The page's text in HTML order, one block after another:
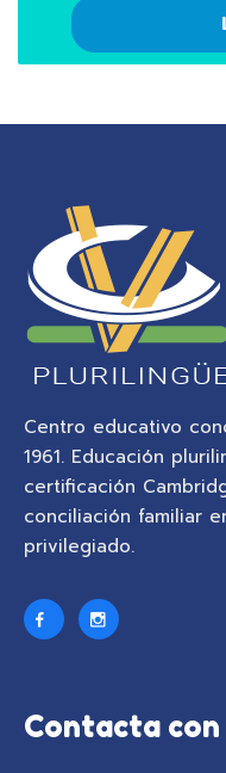
Centro educativo
1961. Educación
certificación
conciliación familiar
privilegiado.
Contacta